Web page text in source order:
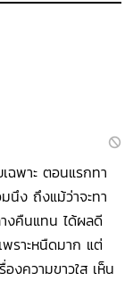
ฉพาะ ตอนแรกทา
นึง ถึงแม้ว่าจะทา
งคืนแทน ได้ผลดี
ราะหนืดมาก แต่
งความขาวใส เห็น